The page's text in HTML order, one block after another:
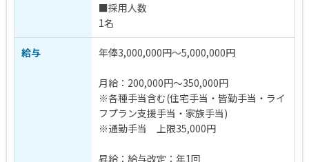
■採用人数
1名
給与 年俸3,000,000円～5,000,000円
月給：200,000円～350,000円
※各種手当含む(住宅手当・皆勤手当・ライ
フプラン支援手当・家族手当)
※通勤手当 上限35,000円
昇給：給与改定：年1回